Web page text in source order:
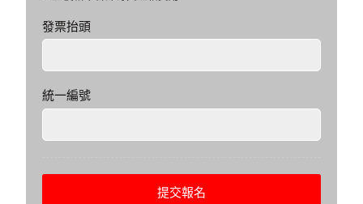
發票抬頭
統一編號
提交報名